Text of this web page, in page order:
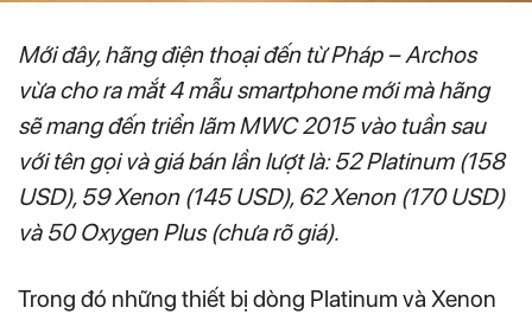
Mới đây, hãng điện thoại đến từ Pháp – Archos
vừa cho ra mắt 4 mẫu smartphone mới mà hãng
sẽ mang đến triển lãm MWC 2015 vào tuần sau
với tên gọi và giá bán lần lượt là: 52 Platinum (158
USD), 59 Xenon (145 USD), 62 Xenon (170 USD)
và 50 Oxygen Plus (chưa rõ giá).
Trong đó những thiết bị dòng Platinum và Xenon